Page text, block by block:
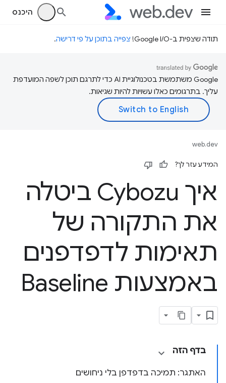
היכנס
תודה שצפית ב-Google I/O! צפייה בתוכן על פי דרישה.
‫Google משתמשת בטכנולוגיית AI כדי לתרגם תוכן לשפה המועדפת
עליך. בתרגומים כאלו עשויות להיות שגיאות.
web.dev
המידע עזר לך?
איך Cybozu ביטלה
את התקורה של
תאימות לדפדפנים
באמצעות Baseline
בדף הזה
האתגר: תמיכה בדפדפן בלי ניחושים